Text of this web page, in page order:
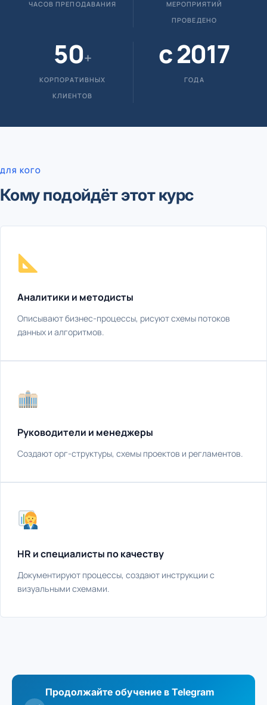
ЧАСОВ ПРЕПОДАВАНИЯ
МЕРОПРИЯТИЙ
ПРОВЕДЕНО
50+
КОРПОРАТИВНЫХ
КЛИЕНТОВ
с 2017
ГОДА
ДЛЯ КОГО
Кому подойдёт этот курс
Аналитики и методисты
Описывают бизнес-процессы, рисуют схемы потоков
данных и алгоритмов.
Руководители и менеджеры
Создают орг-структуры, схемы проектов и регламентов.
HR и специалисты по качеству
Документируют процессы, создают инструкции с
визуальными схемами.
Продолжайте обучение в Telegram